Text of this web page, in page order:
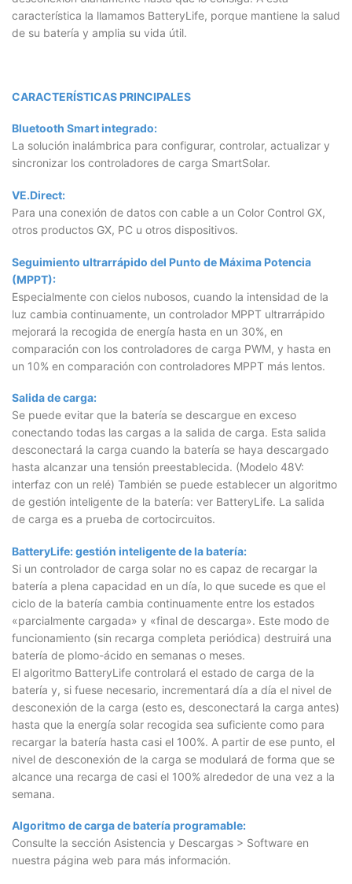
característica la llamamos BatteryLife, porque mantiene la salud
de su batería y amplia su vida útil.
CARACTERÍSTICAS PRINCIPALES
Bluetooth Smart integrado:
La solución inalámbrica para configurar, controlar, actualizar y
sincronizar los controladores de carga SmartSolar.
VE.Direct:
Para una conexión de datos con cable a un Color Control GX,
otros productos GX, PC u otros dispositivos.
Seguimiento ultrarrápido del Punto de Máxima Potencia
(MPPT):
Especialmente con cielos nubosos, cuando la intensidad de la
luz cambia continuamente, un controlador MPPT ultrarrápido
mejorará la recogida de energía hasta en un 30%, en
comparación con los controladores de carga PWM, y hasta en
un 10% en comparación con controladores MPPT más lentos.
Salida de carga:
Se puede evitar que la batería se descargue en exceso
conectando todas las cargas a la salida de carga. Esta salida
desconectará la carga cuando la batería se haya descargado
hasta alcanzar una tensión preestablecida. (Modelo 48V:
interfaz con un relé) También se puede establecer un algoritmo
de gestión inteligente de la batería: ver BatteryLife. La salida
de carga es a prueba de cortocircuitos.
BatteryLife: gestión inteligente de la batería:
Si un controlador de carga solar no es capaz de recargar la
batería a plena capacidad en un día, lo que sucede es que el
ciclo de la batería cambia continuamente entre los estados
«parcialmente cargada» y «final de descarga». Este modo de
funcionamiento (sin recarga completa periódica) destruirá una
batería de plomo-ácido en semanas o meses.
El algoritmo BatteryLife controlará el estado de carga de la
batería y, si fuese necesario, incrementará día a día el nivel de
desconexión de la carga (esto es, desconectará la carga antes)
hasta que la energía solar recogida sea suficiente como para
recargar la batería hasta casi el 100%. A partir de ese punto, el
nivel de desconexión de la carga se modulará de forma que se
alcance una recarga de casi el 100% alrededor de una vez a la
semana.
Algoritmo de carga de batería programable:
Consulte la sección Asistencia y Descargas > Software en
nuestra página web para más información.